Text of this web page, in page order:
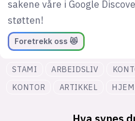
sakene våre i Google
støtten!
Foretrekk oss 😻
STAMI ARBEIDSLIV
KONTOR
ARTIKKEL